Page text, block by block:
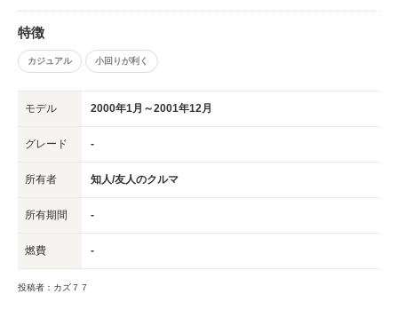
特徴
カジュアル 小回りが利く
モデル 2000年1月～2001年12月
グレード -
所有者 知人/友人のクルマ
所有期間 -
燃費 -
投稿者：カズ７７